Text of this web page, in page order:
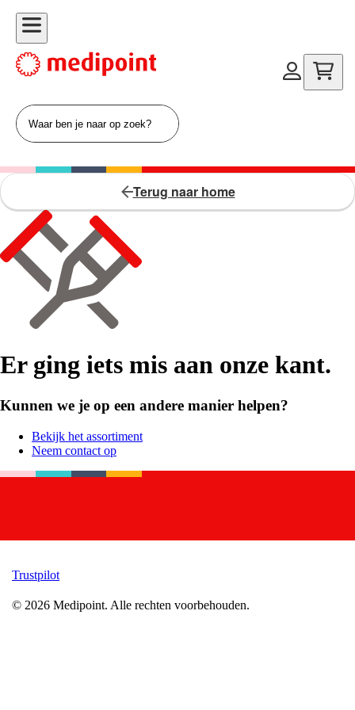
Terug naar home
Er ging iets mis aan onze kant.
Kunnen we je op een andere manier helpen?
Bekijk het assortiment
Neem contact op
Trustpilot
© 2026 Medipoint. Alle rechten voorbehouden.